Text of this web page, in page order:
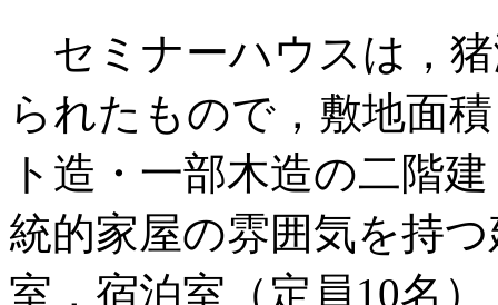
セミナーハウスは，
られたもので，敷地面
ト造・一部木造の二階
統的家屋の雰囲気を持
室，宿泊室（定員10名